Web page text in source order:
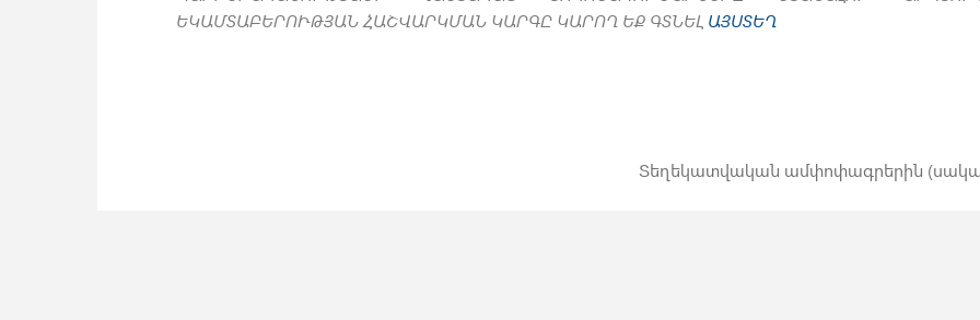
ԵԿԱՄՏԱԲԵՐՈՒԹՅԱՆ ՀԱՇՎԱՐԿՄԱՆ ԿԱՐԳԸ ԿԱՐՈՂ ԵՔ ԳՏՆԵԼ ԱՅՍՏԵՂ
Տեղեկատվական ամփոփագրերին